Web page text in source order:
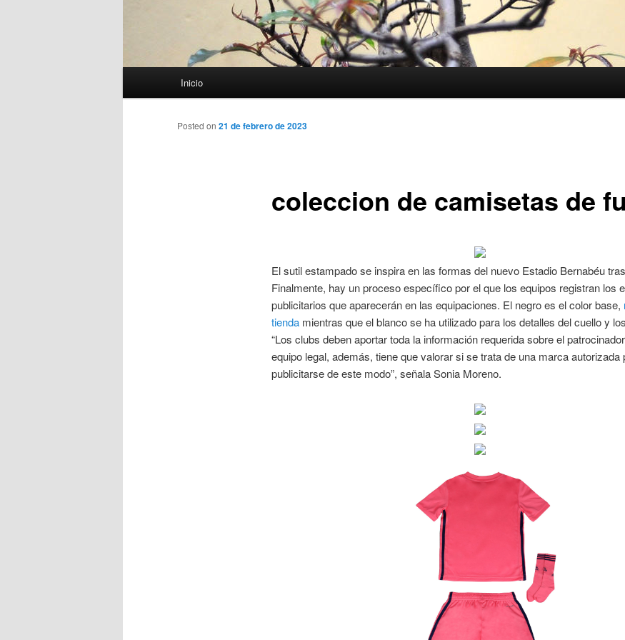
Inicio
coleccion de camisetas de
Posted on 21 de febrero de 2023
El sutil estampado se inspira en las formas del nuevo Estadio Bernabéu
Finalmente, hay un proceso específico por el que los equipos registran los
publicitarios que aparecerán en las equipaciones. El negro es el color base,
tiendamientras que el blanco se ha utilizado para los detalles del cuello y
“Los clubs deben aportar toda la información requerida sobre el
equipo legal, además, tiene que valorar si se trata de una marca autorizada
publicitarse de este modo”, señala Sonia Moreno.